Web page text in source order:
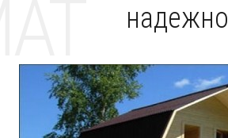
надежно